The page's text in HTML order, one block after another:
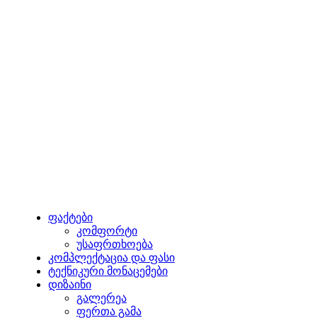
ფაქტები
კომფორტი
უსაფრთხოება
კომპლექტაცია და ფასი
ტექნიკური მონაცემები
დიზაინი
გალერეა
ფერთა გამა